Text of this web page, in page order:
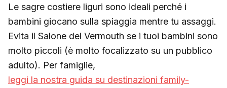
Le sagre costiere liguri sono ideali perché i
bambini giocano sulla spiaggia mentre tu assaggi.
Evita il Salone del Vermouth se i tuoi bambini sono
molto piccoli (è molto focalizzato su un pubblico
adulto). Per famiglie,
leggi la nostra guida su destinazioni family-